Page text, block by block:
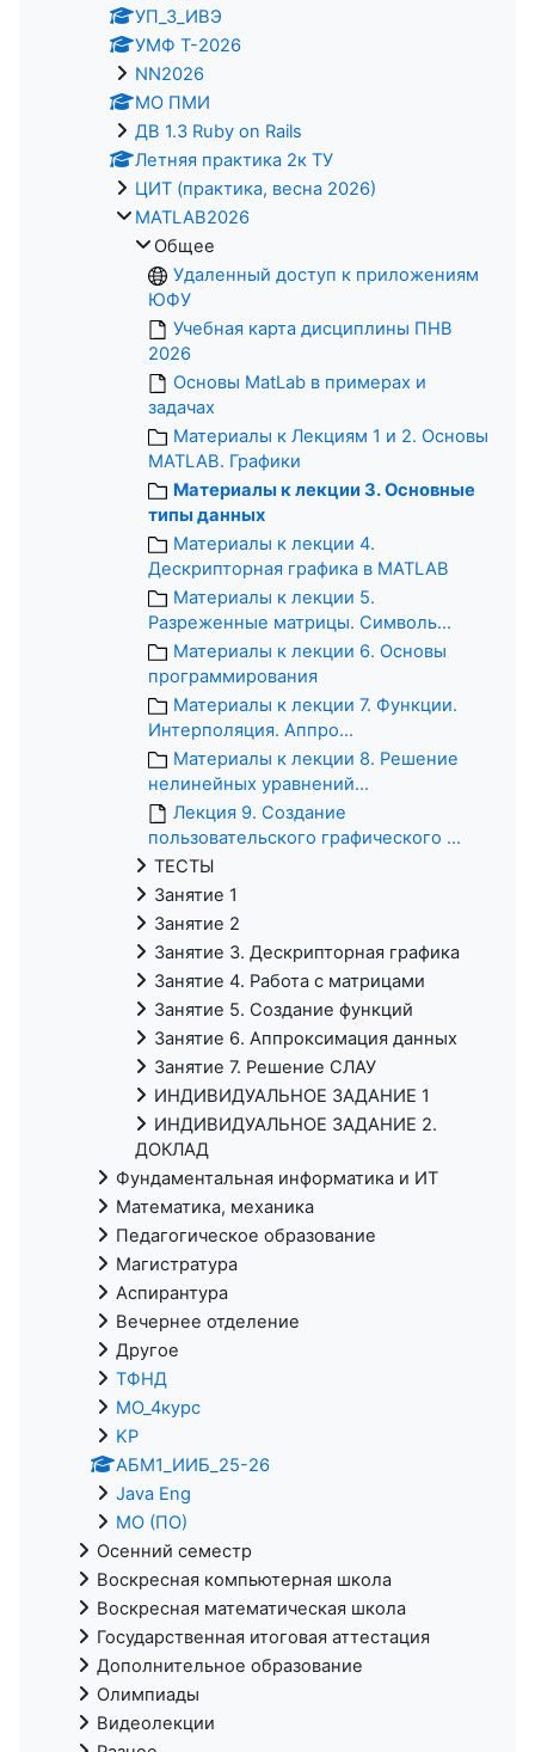
УП_3_ИВЭ
УМФ Т-2026
NN2026
МО ПМИ
ДВ 1.3 Ruby on Rails
Летняя практика 2к ТУ
ЦИТ (практика, весна 2026)
MATLAB2026
Общее
Удаленный доступ к приложениям
ЮФУ
Учебная карта дисциплины ПНВ
2026
Основы MatLab в примерах и
задачах
Материалы к Лекциям 1 и 2. Основы
MATLAB. Графики
Материалы к лекции 3. Основные
типы данных
Материалы к лекции 4.
Дескрипторная графика в MATLAB
Материалы к лекции 5.
Разреженные матрицы. Символь...
Материалы к лекции 6. Основы
программирования
Материалы к лекции 7. Функции.
Интерполяция. Аппро...
Материалы к лекции 8. Решение
нелинейных уравнений...
Лекция 9. Создание
пользовательского графического ...
ТЕСТЫ
Занятие 1
Занятие 2
Занятие 3. Дескрипторная графика
Занятие 4. Работа с матрицами
Занятие 5. Создание функций
Занятие 6. Аппроксимация данных
Занятие 7. Решение СЛАУ
ИНДИВИДУАЛЬНОЕ ЗАДАНИЕ 1
ИНДИВИДУАЛЬНОЕ ЗАДАНИЕ 2.
ДОКЛАД
Фундаментальная информатика и ИТ
Математика, механика
Педагогическое образование
Магистратура
Аспирантура
Вечернее отделение
Другое
ТФНД
МО_4курс
KP
АБМ1_ИИБ_25-26
Java Eng
МО (ПО)
Осенний семестр
Воскресная компьютерная школа
Воскресная математическая школа
Государственная итоговая аттестация
Дополнительное образование
Олимпиады
Видеолекции